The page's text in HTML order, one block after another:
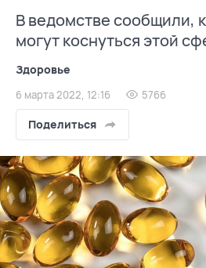
В ведомстве сообщили,
могут коснуться этой
Здоровье
6 марта 2022, 12:16 5766
Поделиться